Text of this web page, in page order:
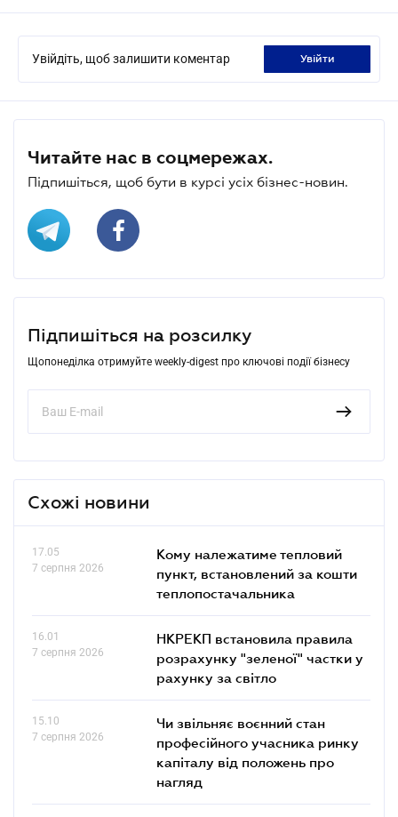
Увійдіть, щоб залишити коментар увійти
Читайте нас в соцмережах.
Підпишіться, щоб бути в курсі усіх бізнес-новин.
Підпишіться на розсилку
Щопонеділка отримуйте weekly-digest про ключові події бізнесу
Схожі новини
17.05
7 серпня 2026
Кому належатиме тепловий
пункт, встановлений за кошти
теплопостачальника
16.01
7 серпня 2026
НКРЕКП встановила правила
розрахунку "зеленої" частки у
рахунку за світло
15.10
7 серпня 2026
Чи звільняє воєнний стан
професійного учасника ринку
капіталу від положень про
нагляд